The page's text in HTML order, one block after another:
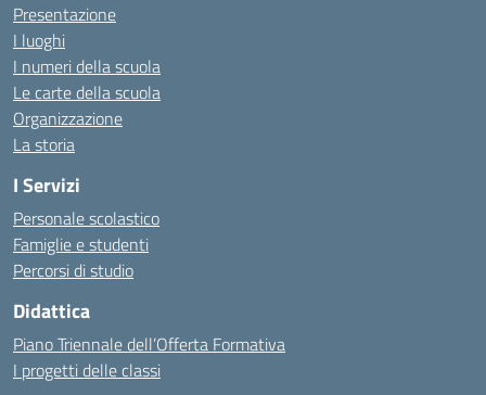
Presentazione
I luoghi
I numeri della scuola
Le carte della scuola
Organizzazione
La storia
I Servizi
Personale scolastico
Famiglie e studenti
Percorsi di studio
Didattica
Piano Triennale dell’Offerta Formativa
I progetti delle classi